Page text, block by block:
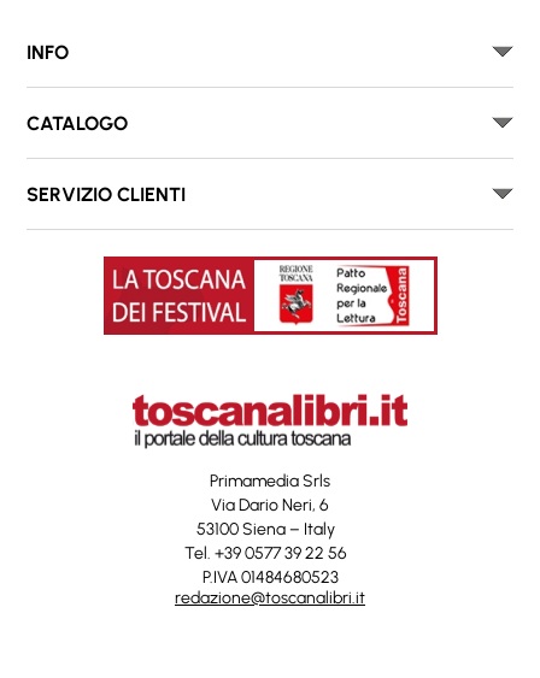
INFO
CATALOGO
SERVIZIO CLIENTI
Primamedia Srls
Via Dario Neri, 6
53100 Siena – Italy
Tel. +39 0577 39 22 56
P.IVA 01484680523
redazione@toscanalibri.it